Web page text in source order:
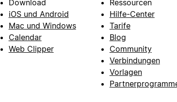
Download
iOS und Android
Mac und Windows
Calendar
Web Clipper
Ressourcen
Hilfe-Center
Tarife
Blog
Community
Verbindungen
Vorlagen